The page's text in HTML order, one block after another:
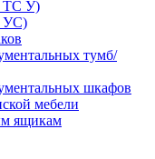
ТС У)
УС)
тумб/
шкафов
мебели
ящикам